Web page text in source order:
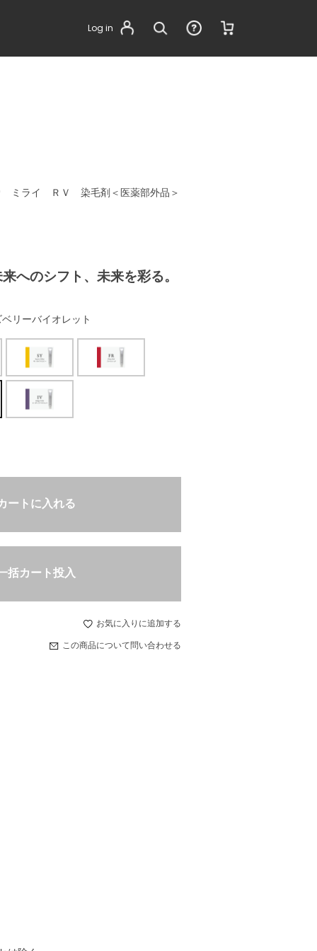
Log in
ミライ ＲＶ 染毛剤＜医薬部外品＞
へのシフト、未来を彩る。
ベリーバイオレット
ートに入れる
括カート投入
お気に入りに追加する
この商品について問い合わせる